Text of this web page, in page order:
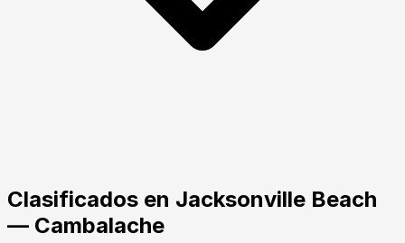
Clasificados en Jacksonville Beach
— Cambalache